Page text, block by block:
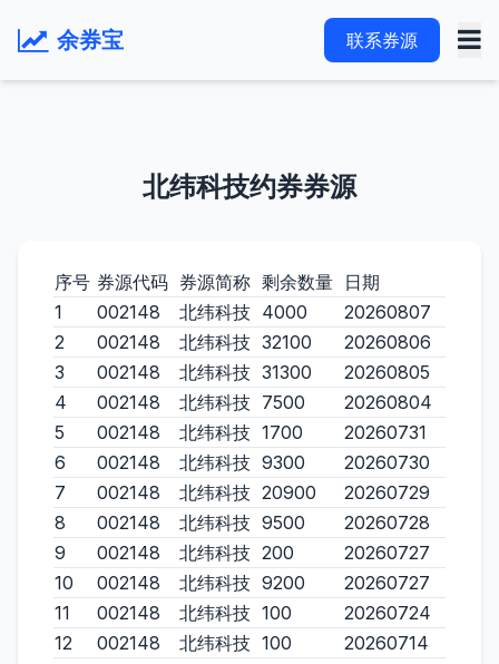
余券宝 联系券源
北纬科技约券券源
序号 券源代码 券源简称 剩余数量 日期
1
002148 北纬科技 4000
20260807
2
002148 北纬科技 32100
20260806
3
002148 北纬科技 31300
20260805
4
002148 北纬科技 7500
20260804
5
002148 北纬科技 1700
20260731
6
002148 北纬科技 9300
20260730
7
002148 北纬科技 20900
20260729
8
002148 北纬科技 9500
20260728
9
002148 北纬科技 200
20260727
10
002148 北纬科技 9200
20260727
11
002148 北纬科技 100
20260724
12
002148 北纬科技 100
20260714